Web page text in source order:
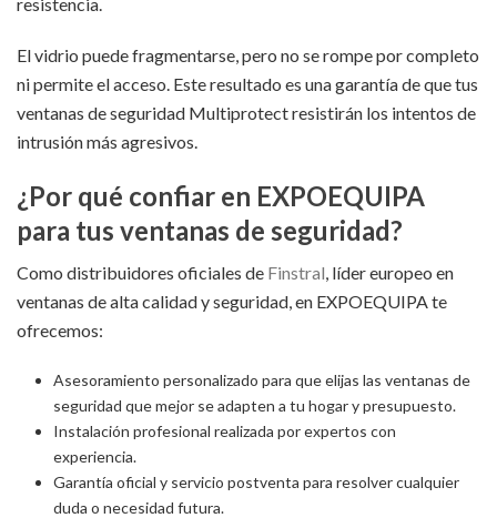
El vidrio puede fragmentarse, pero no se rompe por completo
ni permite el acceso. Este resultado es una garantía de que tus
ventanas de seguridad Multiprotect resistirán los intentos de
intrusión más agresivos.
¿Por qué confiar en EXPOEQUIPA
para tus ventanas de seguridad?
Como distribuidores oficiales de Finstral, líder europeo en
ventanas de alta calidad y seguridad, en EXPOEQUIPA te
ofrecemos:
Asesoramiento personalizado para que elijas las ventanas de
seguridad que mejor se adapten a tu hogar y presupuesto.
Instalación profesional realizada por expertos con
experiencia.
Garantía oficial y servicio postventa para resolver cualquier
duda o necesidad futura.